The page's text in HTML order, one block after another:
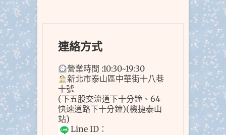
連絡方式
營業時間 :10:30~19:30
新北市泰山區中華街十八巷
十號
(下五股交流道下十分鐘、64
快速道路下十分鐘)(機捷泰山
站)
Line ID：